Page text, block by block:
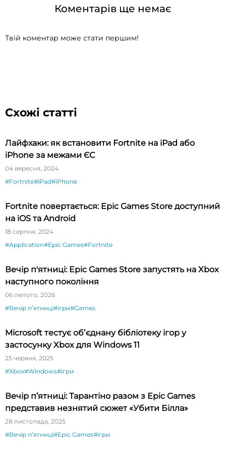
Коментарів ще немає
Твій коментар може стати першим!
Схожі статті
Лайфхаки: як встановити Fortnite на iPad або
iPhone за межами ЄС
04 вересня, 2024
#Fortnite#iPad#iPhone
Fortnite повертається: Epic Games Store доступний
на iOS та Android
18 серпня, 2024
#Application#Epic Games#Fortnite
Вечір п'ятниці: Epic Games Store запустять на Xbox
наступного покоління
06 лютого, 2026
#Вечір пʼятниці#ігри#Games
Microsoft тестує обʼєднану бібліотеку ігор у
застосунку Xbox для Windows 11
25 червня, 2025
#Xbox#Windows#ігри
Вечір п’ятниці: Тарантіно разом з Epic Games
представив незнятий сюжет «Убити Білла»
28 листопада, 2025
#Вечір пʼятниці#Epic Games#ігри